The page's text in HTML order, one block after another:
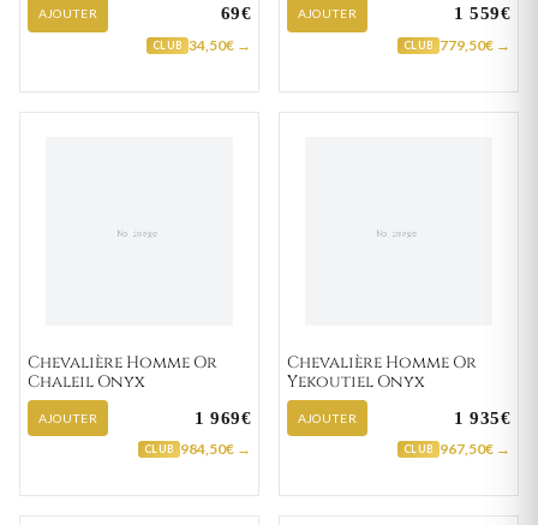
AJOUTER 69€
CLUB 34,50€ →
AJOUTER 1 559€
CLUB 779,50€ →
Chevalière Homme Or
Chaleil Onyx
AJOUTER 1 969€
CLUB 984,50€ →
Chevalière Homme Or
Yekoutiel Onyx
AJOUTER 1 935€
CLUB 967,50€ →